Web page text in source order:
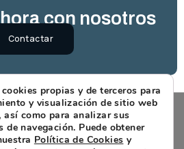
con nosotros
Contactar
propias y de terceros para
y visualización de sitio web
como para analizar sus
de navegación. Puede obtener
Política de Cookies y